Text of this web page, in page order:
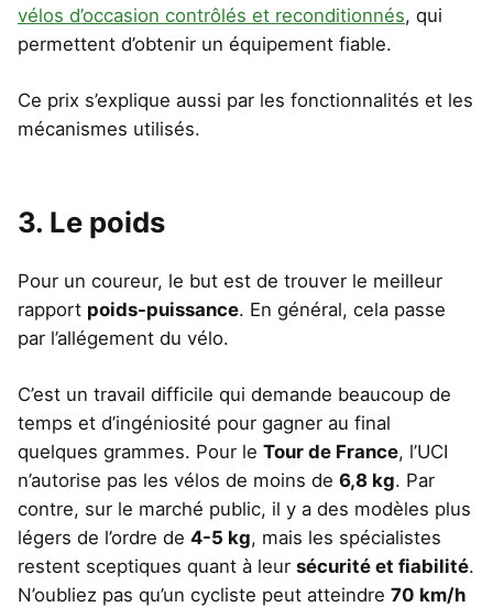
vélos d’occasion contrôlés et reconditionnés, qui
permettent d’obtenir un équipement fiable.
Ce prix s’explique aussi par les fonctionnalités et les
mécanismes utilisés.
3. Le poids
Pour un coureur, le but est de trouver le meilleur
rapport poids-puissance. En général, cela passe
par l’allégement du vélo.
C’est un travail difficile qui demande beaucoup de
temps et d’ingéniosité pour gagner au final
quelques grammes. Pour le Tour de France, l’UCI
n’autorise pas les vélos de moins de 6,8 kg. Par
contre, sur le marché public, il y a des modèles plus
légers de l’ordre de 4-5 kg, mais les spécialistes
restent sceptiques quant à leur sécurité et fiabilité.
N’oubliez pas qu’un cycliste peut atteindre 70 km/h